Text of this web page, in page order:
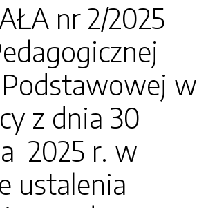
nr 2/2025
Podstawowej w
z dnia 30
2025 r. w
ustalenia